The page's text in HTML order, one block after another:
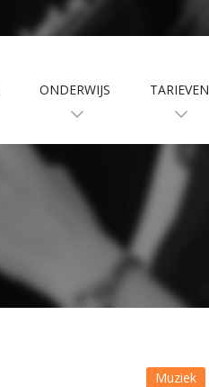
ONDERWIJS TARIEVEN
Muziek